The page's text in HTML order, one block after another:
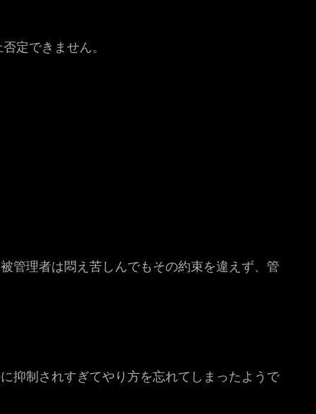
定できません。
管理者は悶え苦しんでもその約束を違えず、管
抑制されすぎてやり方を忘れてしまったようで